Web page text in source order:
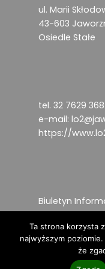
ul. Marii
43-603
Osiedle Stałe
tel. 32 7629 368
e-mail:
https://
Biuletyn
Deklaracja
Ochrona
Ta strona korzysta
najwyższym
że